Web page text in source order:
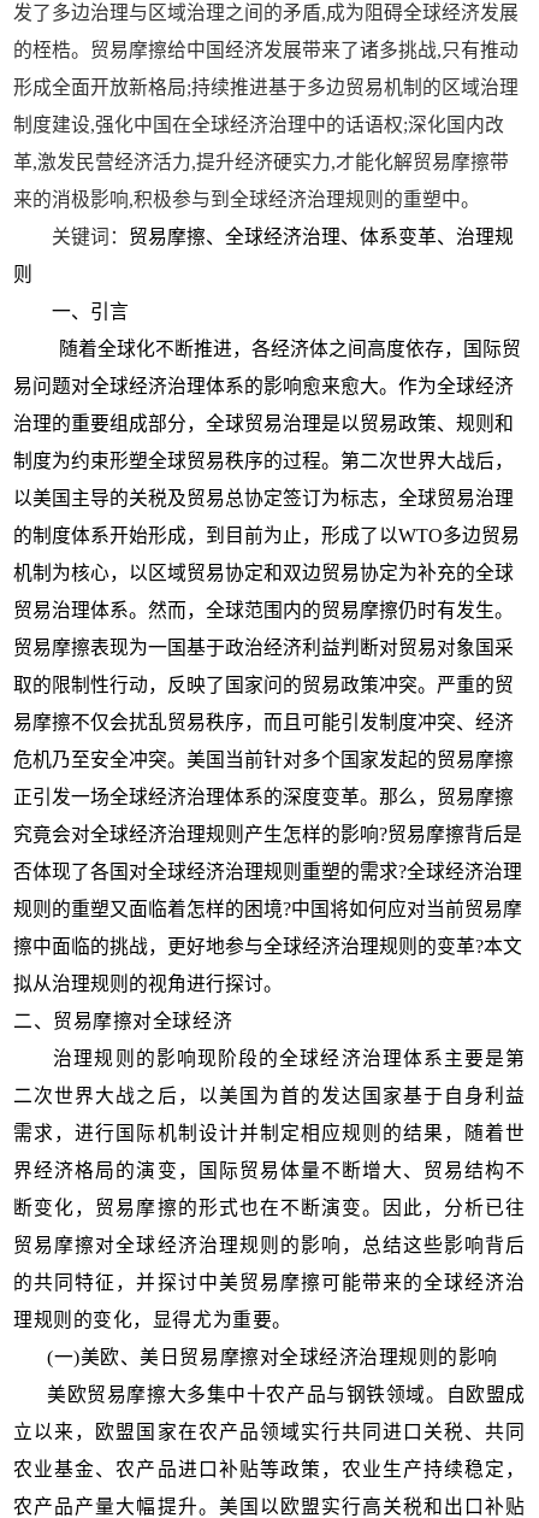
发了多边治理与区域治理之间的矛盾,成为阻碍全球经济发展
的桎梏。贸易摩擦给中国经济发展带来了诸多挑战,只有推动
形成全面开放新格局;持续推进基于多边贸易机制的区域治理
制度建设,强化中国在全球经济治理中的话语权;深化国内改
革,激发民营经济活力,提升经济硬实力,才能化解贸易摩擦带
来的消极影响,积极参与到全球经济治理规则的重塑中。
关键词： 贸易摩擦、全球经济治理、体系变革、 治理规
则
一、 引言
随着全球化不断推进，各经济体之间高度依存，国际贸
易问题对全球经济治理体系的影响愈来愈大。作为全球经济
治理的重要组成部分，全球贸易治理是以贸易政策、规则和
制度为约束形塑全球贸易秩序的过程。第二次世界大战后，
以美国主导的关税及贸易总协定签订为标志，全球贸易治理
的制度体系开始形成，到目前为止，形成了以WTO多边贸易
机制为核心，以区域贸易协定和双边贸易协定为补充的全球
贸易治理体系。然而，全球范围内的贸易摩擦仍时有发生。
贸易摩擦表现为一国基于政治经济利益判断对贸易对象国采
取的限制性行动，反映了国家问的贸易政策冲突。严重的贸
易摩擦不仅会扰乱贸易秩序，而且可能引发制度冲突、经济
危机乃至安全冲突。美国当前针对多个国家发起的贸易摩擦
正引发一场全球经济治理体系的深度变革。那么，贸易摩擦
究竟会对全球经济治理规则产生怎样的影响?贸易摩擦背后是
否体现了各国对全球经济治理规则重塑的需求?全球经济治理
规则的重塑又面临着怎样的困境?中国将如何应对当前贸易摩
擦中面临的挑战，更好地参与全球经济治理规则的变革?本文
拟从治理规则的视角进行探讨。
二、 贸易摩擦对全球经济
治理规则的影响现阶段的全球经济治理体系主要是第
二次世界大战之后，以美国为首的发达国家基于自身利益
需求，进行国际机制设计并制定相应规则的结果，随着世
界经济格局的演变，国际贸易体量不断增大、贸易结构不
断变化，贸易摩擦的形式也在不断演变。因此，分析已往
贸易摩擦对全球经济治理规则的影响，总结这些影响背后
的共同特征，并探讨中美贸易摩擦可能带来的全球经济治
理规则的变化，显得尤为重要。
(一)美欧、美日贸易摩擦对全球经济治理规则的影响
美欧贸易摩擦大多集中十农产品与钢铁领域。自欧盟成
立以来，欧盟国家在农产品领域实行共同进口关税、共同
农业基金、农产品进口补贴等政策，农业生产持续稳定，
农产品产量大幅提升。美国以欧盟实行高关税和出口补贴